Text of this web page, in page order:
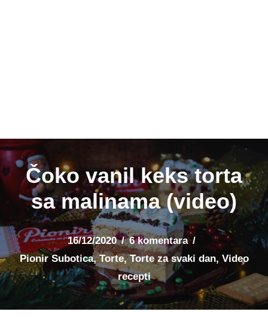
Čoko vanil keks torta
sa malinama (video)
16/12/2020
6 komentara
Pionir Subotica,Torte,Torte za svaki dan, Video
recepti